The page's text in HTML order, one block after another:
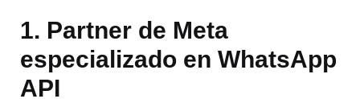
1. Partner de Meta
especializado en WhatsApp
API